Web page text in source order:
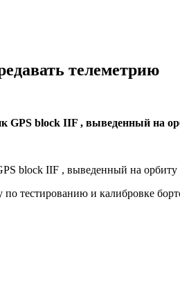
телеметрию
block IIF , выведенный на
block IIF , выведенный на орбиту
по тестированию и калибровке